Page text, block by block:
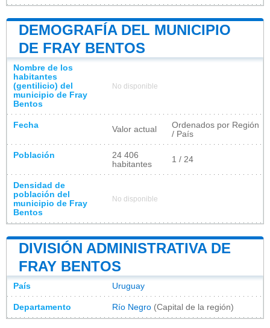
DEMOGRAFÍA DEL MUNICIPIO
DE FRAY BENTOS
Nombre de los
habitantes
(gentilicio) del
municipio de Fray
Bentos
No disponible
Fecha Valor actual
Ordenados por Región
/ País
Población
24 406
habitantes
1 / 24
Densidad de
población del
municipio de Fray
Bentos
No disponible
DIVISIÓN ADMINISTRATIVA DE
FRAY BENTOS
País Uruguay
Departamento Río Negro (Capital de la región)